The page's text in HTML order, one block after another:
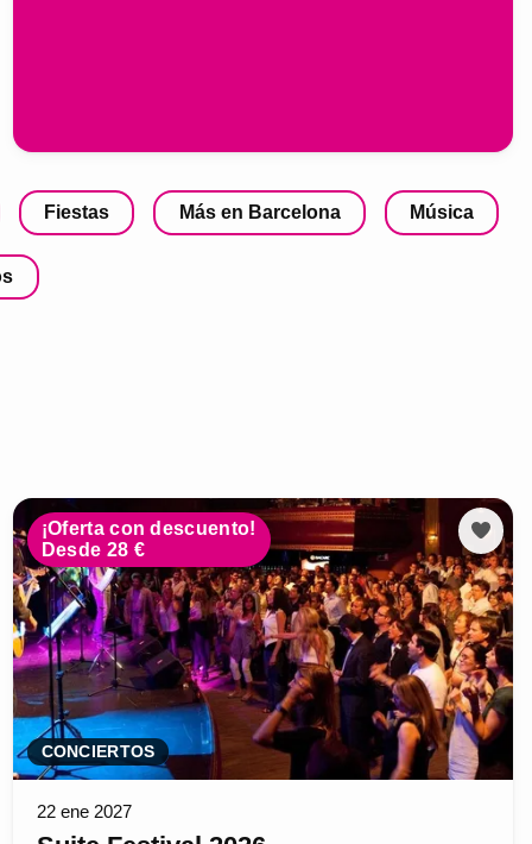
Fiestas Más en Barcelona Música
¡Oferta con descuento!
Desde 28 €
CONCIERTOS
22 ene 2027